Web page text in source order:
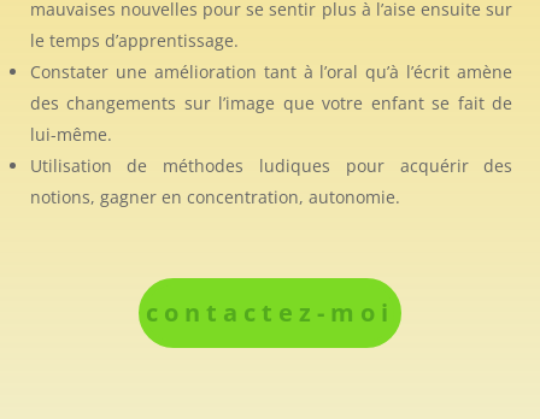
mauvaises nouvelles pour se sentir plus à l’aise ensuite sur
le temps d’apprentissage.
Constater une amélioration tant à l’oral qu’à l’écrit amène
des changements sur l’image que votre enfant se fait de
lui-même.
Utilisation de méthodes ludiques pour acquérir des
notions, gagner en concentration, autonomie.
contactez-moi